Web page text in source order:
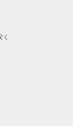
く